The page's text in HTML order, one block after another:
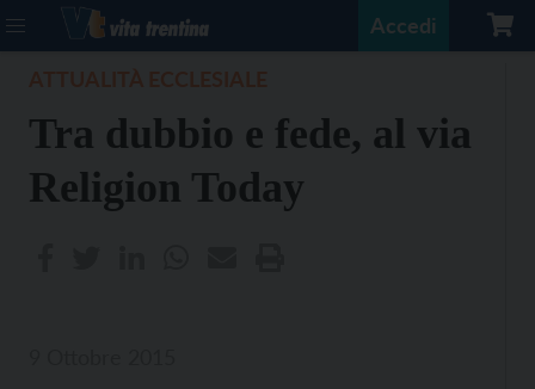
Accedi
Tra dubbio e fede, al via
Religion Today